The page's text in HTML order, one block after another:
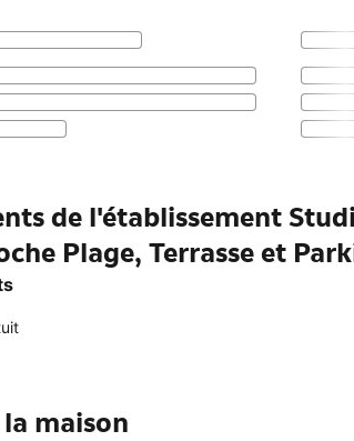
de l'établissement
Plage, Terrasse et
la maison